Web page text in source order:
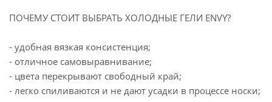
ПОЧЕМУ СТОИТ ВЫБРАТЬ ХОЛОДНЫЕ ГЕЛИ ENVY?
- удобная вязкая консистенция;
- отличное самовыравнивание;
- цвета перекрывают свободный край;
- легко спиливаются и не дают усадки в процессе носки;